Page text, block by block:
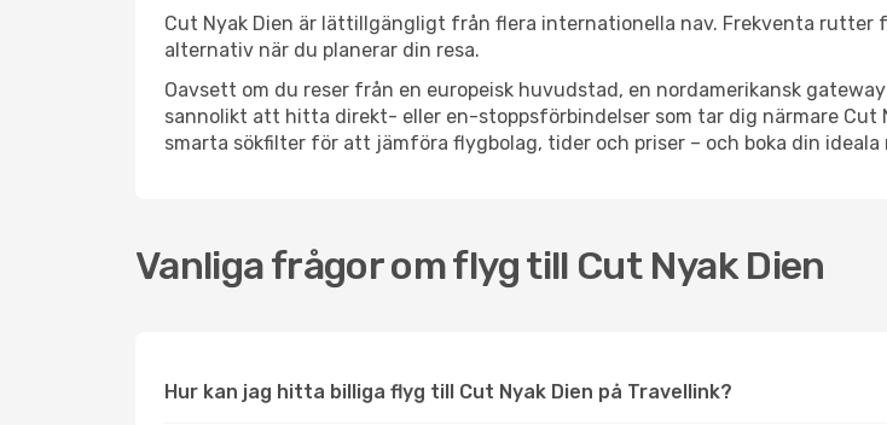
Cut Nyak Dien är lättillgängligt från flera internationella nav. Frekventa rutter
alternativ när du planerar din resa.
Oavsett om du reser från en europeisk huvudstad, en nordamerikansk
sannolikt att hitta direkt- eller en-stoppsförbindelser som tar dig närmare Cut
smarta sökfilter för att jämföra flygbolag, tider och priser – och boka din
Vanliga frågor om flyg till Cut Nyak Dien
Hur kan jag hitta billiga flyg till Cut Nyak Dien på Travellink?